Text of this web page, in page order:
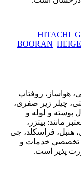
HITACHI
BOORAN
هواساز، روفتاپ
چیلر زیر صفری،
پوسته و لوله و
مانند: بیتزر،
هنبل، فراسکلد، جی
تخصصی خدمات و
پذیر است.